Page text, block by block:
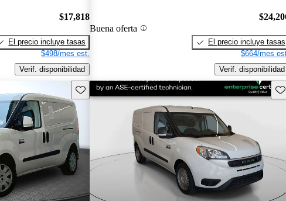
$17,818
El precio incluye tasas
$498/mes est.
Verif. disponibilidad
Buena oferta
El precio incluye tasas
$664/mes
Verif. disponibilidad
Guarda este Aviso